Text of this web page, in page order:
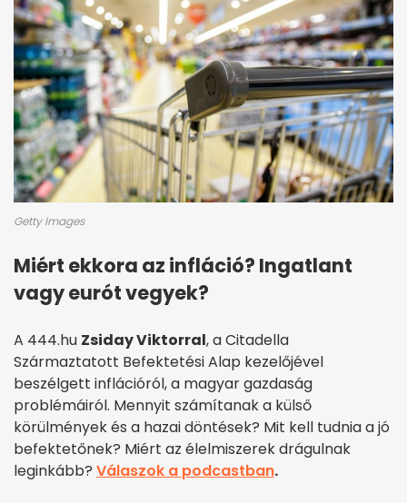
Getty Images
Miért ekkora az infláció? Ingatlant
vagy eurót vegyek?
A 444.hu Zsiday Viktorral, a Citadella
Származtatott Befektetési Alap kezelőjével
beszélgett inflációról, a magyar gazdaság
problémáiról. Mennyit számítanak a külső
körülmények és a hazai döntések? Mit kell tudnia a jó
befektetőnek? Miért az élelmiszerek drágulnak
leginkább? Válaszok a podcastban.